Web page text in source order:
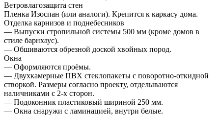
Ветровлагозащита стен
Пленка Изоспан (или аналоги). Крепится к каркасу дома.
Отделка карнизов и поднебесников
— Выпуски стропильной системы 500 мм (кроме домов в
стиле барнхаус).
— Обшиваются обрезной доской хвойных пород.
Окна
— Оформляются проёмы.
— Двухкамерные ПВХ стеклопакеты с поворотно-откидной
створкой. Размеры согласно проекту, отделываются
наличниками с 2-х сторон.
— Подоконник пластиковый шириной 250 мм.
— Окна снаружи с ламинацией, внутри белые.